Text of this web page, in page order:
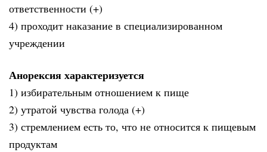
ответственности (+)
4) проходит наказание в специализированном
учреждении
Анорексия характеризуется
1) избирательным отношением к пище
2) утратой чувства голода (+)
3) стремлением есть то, что не относится к пищевым
продуктам